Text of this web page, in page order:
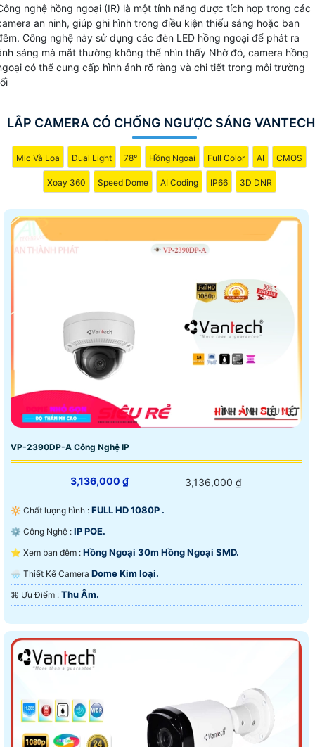
nghệ hồng ngoại (IR) là một tính năng được tích hợp trong các
an ninh, giúp ghi hình trong điều kiện thiếu sáng hoặc ban
Công nghệ này sử dụng các đèn LED hồng ngoại để phát ra
sáng mà mắt thường không thể nhìn thấy Nhờ đó, camera hồng
có thể cung cấp hình ảnh rõ ràng và chi tiết trong môi trường
LẮP CAMERA CÓ CHỐNG NGƯỢC SÁNG VANTECH
Mic Và Loa Dual Light 78° Hồng Ngoại Full Color AI CMOS
Xoay 360 Speed Dome AI Coding IP66 3D DNR
VP-2390DP-A Công Nghệ IP
3,136,000 ₫ 3,136,000 ₫
🔆 Chất lượng hình : FULL HD 1080P .
⚙ Công Nghệ : IP POE.
⭐ Xem ban đêm : Hồng Ngoại 30m Hồng Ngoại SMD.
🌧️ Thiết Kế Camera Dome Kim loại.
️⌘ Ưu Điểm : Thu Âm.